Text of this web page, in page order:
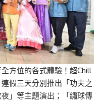
方位的各式體驗！超Chill
假三天分別推出「功夫之
」等主題演出；「繡球傳